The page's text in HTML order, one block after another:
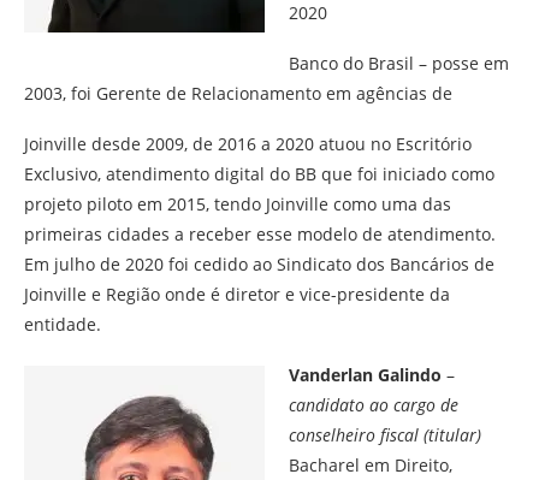
2020
Banco do Brasil – posse em
2003, foi Gerente de Relacionamento em agências de
Joinville desde 2009, de 2016 a 2020 atuou no Escritório
Exclusivo, atendimento digital do BB que foi iniciado como
projeto piloto em 2015, tendo Joinville como uma das
primeiras cidades a receber esse modelo de atendimento.
Em julho de 2020 foi cedido ao Sindicato dos Bancários de
Joinville e Região onde é diretor e vice-presidente da
entidade.
Vanderlan Galindo –
candidato ao cargo de
conselheiro fiscal (titular)
Bacharel em Direito,